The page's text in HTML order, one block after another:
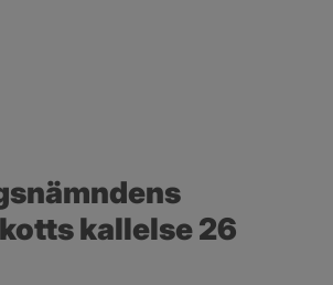
kallelse 26